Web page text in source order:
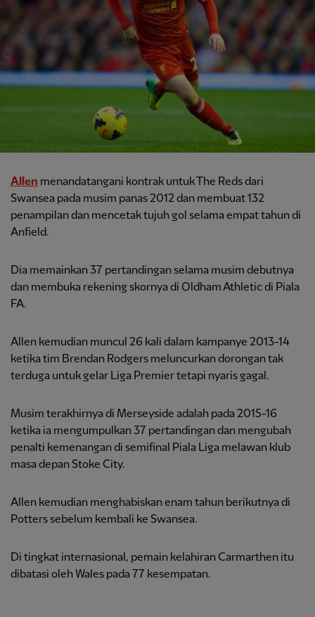
Allen menandatangani kontrak untuk The Reds dari
Swansea pada musim panas 2012 dan membuat 132
penampilan dan mencetak tujuh gol selama empat tahun di
Anfield.
Dia memainkan 37 pertandingan selama musim debutnya
dan membuka rekening skornya di Oldham Athletic di Piala
FA.
Allen kemudian muncul 26 kali dalam kampanye 2013-14
ketika tim Brendan Rodgers meluncurkan dorongan tak
terduga untuk gelar Liga Premier tetapi nyaris gagal.
Musim terakhirnya di Merseyside adalah pada 2015-16
ketika ia mengumpulkan 37 pertandingan dan mengubah
penalti kemenangan di semifinal Piala Liga melawan klub
masa depan Stoke City.
Allen kemudian menghabiskan enam tahun berikutnya di
Potters sebelum kembali ke Swansea.
Di tingkat internasional, pemain kelahiran Carmarthen itu
dibatasi oleh Wales pada 77 kesempatan.